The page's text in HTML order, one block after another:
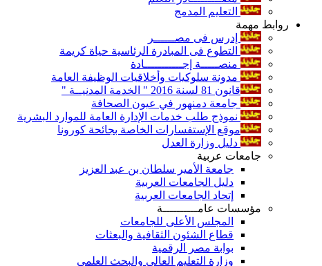
التعليم المدمج
روابط مهمة
إدرس فى مصــــــر
التطوع فى المبادرة الرئاسية حياة كريمة
منصـــــة إجـــــــــــادة
مدونة سلوكيات وأخلاقيات الوظيفة العامة
قانون 81 لسنة 2016 " الخدمة المدنيــة "
جامعة دمنهور في عيون الصحافة
نموذج طلب خدمات الإدارة العامة للموارد البشرية
موقع الإستفسارات الخاصة بجائحة كورونا
دليل وزارة العدل
جامعات عربية
جامعة الأمير سلطان بن عبد العزيز
دليل الجامعات العربية
إتحاد الجامعات العربية
مؤسسات عامــــــــــة
المجلس الأعلى للجامعات
قطاع الشئون الثقافية والبعثات
بوابة مصر الرقمية
وزارة التعليم العالى والبحث العلمي